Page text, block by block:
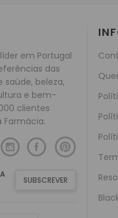
em Portugal
das
saúde, beleza,
e bem-
clientes
Farmácia.
SUBSCREVER